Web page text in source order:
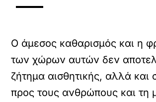
Ο άμεσος καθαρισμός και η
των χώρων αυτών δεν
ζήτημα αισθητικής, αλλά και
προς τους ανθρώπους και τη